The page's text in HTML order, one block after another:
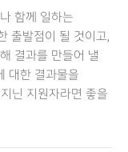
함께 일하는
출발점이 될 것이고,
결과를 만들어 낼
대한 결과물을
닌 지원자라면 좋을